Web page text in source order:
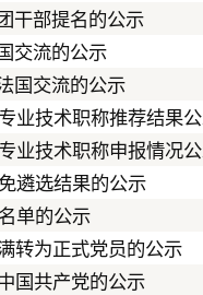
干部提名的公示
交流的公示
国交流的公示
业技术职称推荐结果
业技术职称申报情况
遴选结果的公示
单的公示
转为正式党员的公示
国共产党的公示